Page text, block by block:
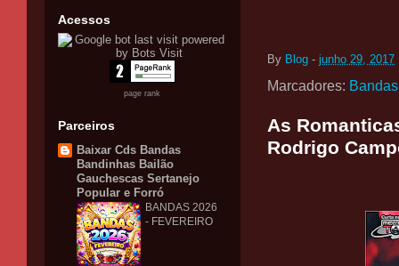
By Blog - junho 29, 2017
Marcadores: Bandas
As
Rodrigo
Acessos
page rank
Parceiros
Baixar Cds Bandas
Bandinhas Bailão
Gauchescas Sertanejo
Popular e Forró
BANDAS 2026
- FEVEREIRO